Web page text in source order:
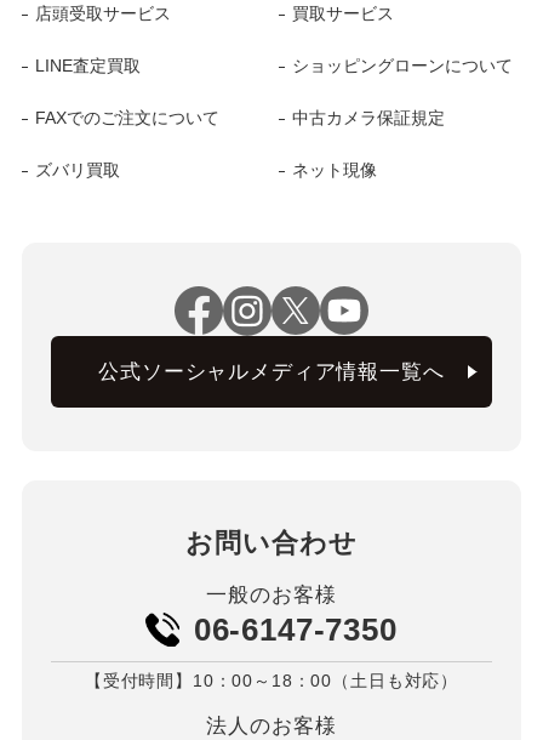
店頭受取サービス 買取サービス
LINE査定買取 ショッピングローンについて
FAXでのご注文について 中古カメラ保証規定
ズバリ買取 ネット現像
公式ソーシャルメディア情報一覧へ
お問い合わせ
一般のお客様
06-6147-7350
【受付時間】10：00～18：00（土日も対応）
法人のお客様